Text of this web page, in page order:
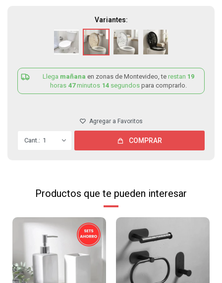
Variantes:
Llega mañana en zonas de Montevideo, te restan 19
horas 47minutos 14 segundos para comprarlo.
1 COMPRAR
Productos que te pueden interesar